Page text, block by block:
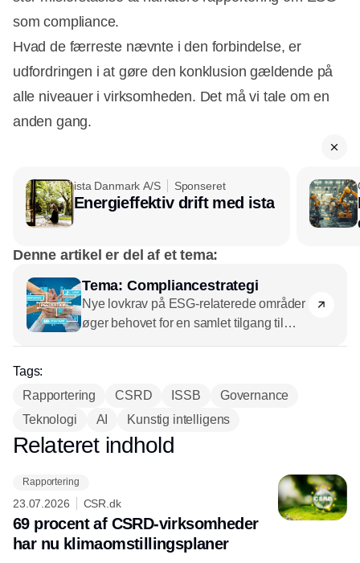
som compliance.
Hvad de færreste nævnte i den forbindelse, er
udfordringen i at gøre den konklusion gældende på
alle niveauer i virksomheden. Det må vi tale om en
anden gang.
ista Danmark A/S Sponseret
Energieffektiv drift med ista
Denne artikel er del af et tema:
Tema: Compliancestrategi
Nye lovkrav på ESG-relaterede områder
øger behovet for en samlet tilgang til
hvordan kommer indsigterne fra
compliance-indsatsen til at påvirke
virksomhedernes strategi?
Tags:
Rapportering
CSRD ISSB
Governance
Teknologi
AI Kunstig intelligens
Annonce
Relateret indhold
Rapportering
23.07.2026 CSR.dk
69 procent af CSRD-virksomheder
har nu klimaomstillingsplaner